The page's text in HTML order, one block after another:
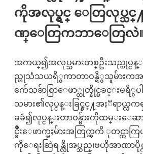
ကိုအလုပ္ရွင္ ေတြလုပ္သင္
ဏ္ေတြကဘာေတြလဲ
အကယ္၍အလုပ္သမားတစ္ဦးသည္လုပ္ငန္းခ
ည္ဟုသံသယရိွကာတာဝန္ရိွသူမ်ားကအ
က်ေသခ်ာစြာေဖာ္ထုတ္နိုင္ၿခင္းမရိွပ
သမား၏လုပ္ငန္းခြင္နွင္႔အႏၱရာယ္လ
ခခံ၍လုပ္ငန္းတာဝန္မ်ားကိုထမ္းေဆာ
င္ခ်ိဳးေဖာက္မႈမ်ားအတြက္ၾကိ ုတင္ကာ
ကိုေရးဆြဲရန္လိုအပ္သည္၊ဗဟိုအာဏာပို